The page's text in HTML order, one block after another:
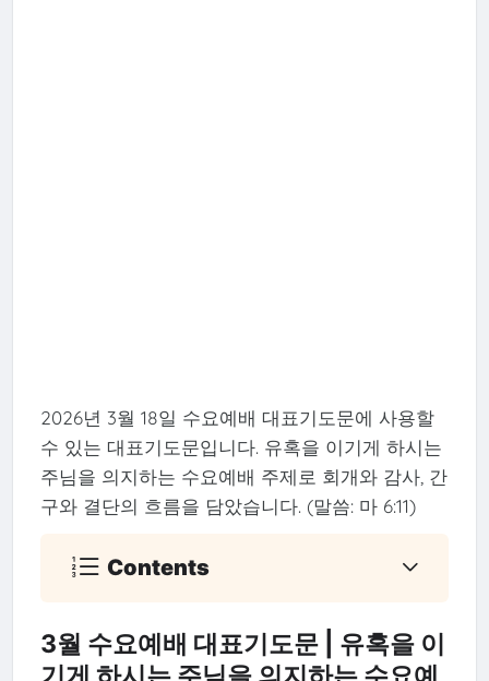
2026년 3월 18일 수요예배 대표기도문에 사용할
수 있는 대표기도문입니다. 유혹을 이기게 하시는
주님을 의지하는 수요예배 주제로 회개와 감사, 간
구와 결단의 흐름을 담았습니다. (말씀: 마 6:11)
Contents
3월 수요예배 대표기도문 | 유혹을 이